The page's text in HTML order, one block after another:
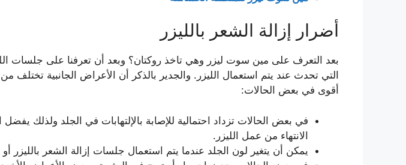
أضرار إزالة الشعر بالليزر
بعد التعرف على مين سوت ليزر وهي تاخذ روكتان؟ وبعد أن تعرفنا على جلسات
التي تحدث عند يتم استعمال الليزر. والجدير بالذكر أن الأعراض الجانبية
أقوى في بعض الحالات:
في بعض الحالات تزداد احتمالية للإصابة بالإلتهابات في الجلد ولذلك
الانتهاء من عمل الليزر.
يمكن أن يتغير لون الجلد عندما يتم استعمال جلسات إزالة الشعر بالليزر